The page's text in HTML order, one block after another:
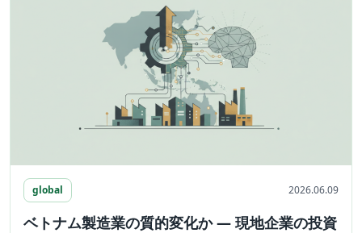
global 2026.06.09
ベトナム製造業の質的変化か ― 現地企業の投資